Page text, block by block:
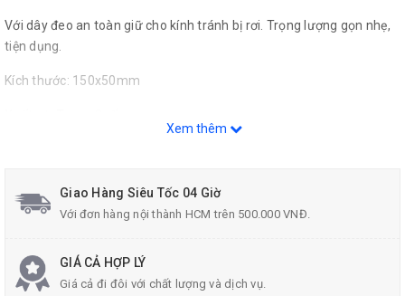
Với dây đeo an toàn giữ cho kính tránh bị rơi. Trọng lượng gọn nhẹ,
tiện dụng.
Kích thước: 150x50mm
Hotline: 0813.22.00.77
Email: donghecuacha@gmail.com
Xem thêm
Giao Hàng Siêu Tốc 04 Giờ
Với đơn hàng nội thành HCM trên 500.000 VNĐ.
GIÁ CẢ HỢP LÝ
Giá cả đi đôi với chất lượng và dịch vụ.